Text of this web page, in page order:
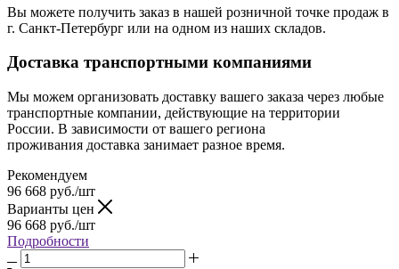
Вы можете получить заказ в нашей розничной точке продаж в
г. Санкт-Петербург или на одном из наших складов.
Доставка транспортными компаниями
Мы можем организовать доставку вашего заказа через любые
транспортные компании, действующие на территории
России. В зависимости от вашего региона
проживания доставка занимает разное время.
Рекомендуем
96 668 руб./шт
Варианты цен
96 668 руб./шт
Подробности